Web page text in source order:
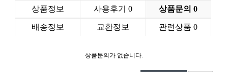
상품정보 사용후기 0 상품문의0
배송정보 교환정보 관련상품0
상품문의가 없습니다.